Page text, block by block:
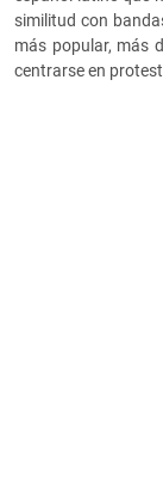
similitud con
más popular, más
centrarse en